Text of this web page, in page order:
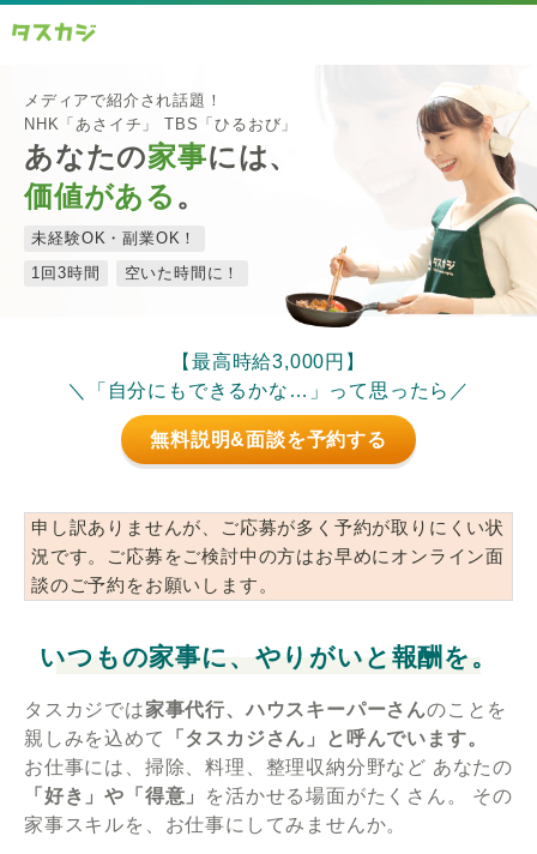
メディアで紹介され話題！
NHK「あさイチ」 TBS「ひるおび」
あなたの家事には、
価値がある 。
未経験OK・副業OK！
1回3時間
空いた時間に！
【最高時給3,000円】
＼「自分にもできるかな…」って思ったら／
無料説明&面談を予約する
申し訳ありませんが、ご応募が多く予約が取りにくい状
況です。ご応募をご検討中の方はお早めにオンライン面
談のご予約をお願いします。
いつもの家事に、やりがいと報酬を。
タスカジでは家事代行、ハウスキーパーさんのことを
親しみを込めて
「タスカジさん」と呼んでいます。
お仕事には、掃除、料理、整理収納分野など あなたの
「好き」や「得意」
を活かせる場面がたくさん。
その
家事スキルを、お仕事にしてみませんか。